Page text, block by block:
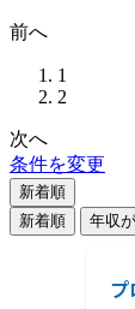
前へ
1
2
次へ
条件を変更
新着順
新着順
年収
プ